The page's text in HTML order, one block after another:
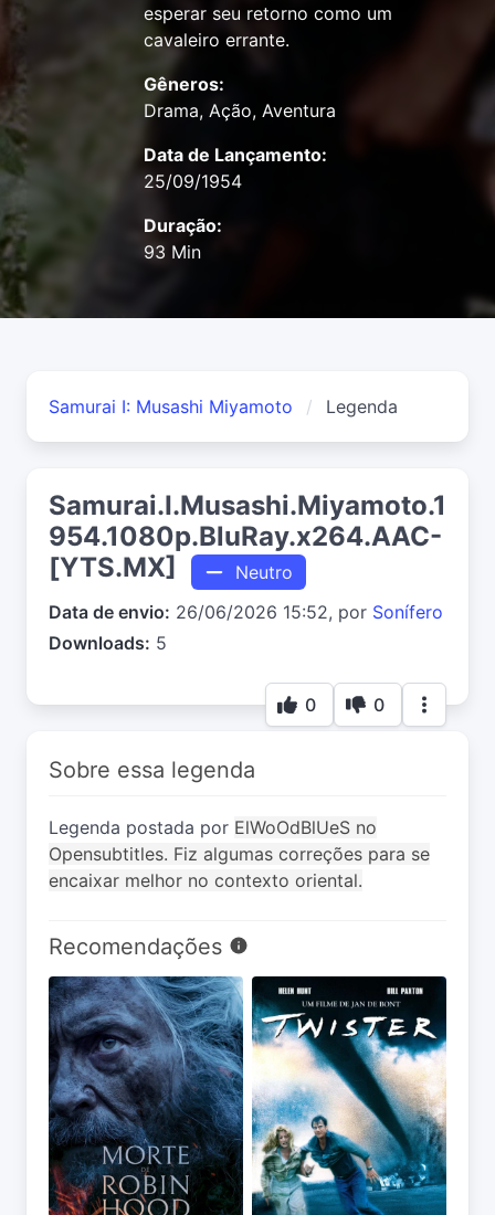
esperar seu retorno como um
cavaleiro errante.
Gêneros:
Drama, Ação, Aventura
Data de Lançamento:
25/09/1954
Duração:
93 Min
Samurai I: Musashi Miyamoto Legenda
Samurai.I.Musashi.Miyamoto.1
954.1080p.BluRay.x264.AAC-
[YTS.MX]
Neutro
Data de envio: 26/06/2026 15:52, por Sonífero
Downloads: 5
0 0
Sobre essa legenda
Legenda postada por ElWoOdBlUeS no
Opensubtitles. Fiz algumas correções para se
encaixar melhor no contexto oriental.
Recomendações